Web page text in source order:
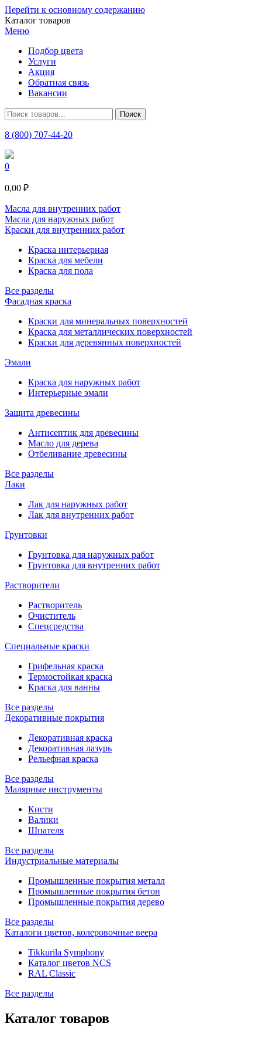
Перейти к основному содержанию
Каталог товаров
Меню
Подбор цвета
Услуги
Акция
Обратная связь
Вакансии
8 (800) 707-44-20
0
0,00 ₽
Масла для внутренних работ
Масла для наружных работ
Краски для внутренних работ
Краска интерьерная
Краска для мебели
Краска для пола
Все разделы
Фасадная краска
Краски для минеральных поверхностей
Краска для металлических поверхностей
Краски для деревянных поверхностей
Эмали
Краска для наружных работ
Интерьерные эмали
Защита древесины
Антисептик для древесины
Масло для дерева
Отбеливание древесины
Все разделы
Лаки
Лак для наружных работ
Лак для внутренних работ
Грунтовки
Грунтовка для наружных работ
Грунтовка для внутренних работ
Растворители
Растворитель
Очиститель
Спецсредства
Специальные краски
Грифельная краска
Термостойкая краска
Краска для ванны
Все разделы
Декоративные покрытия
Декоративная краска
Декоративная лазурь
Рельефная краска
Все разделы
Малярные инструменты
Кисти
Валики
Шпателя
Все разделы
Индустриальные материалы
Промышленные покрытия металл
Промышленные покрытия бетон
Промышленные покрытия дерево
Все разделы
Каталоги цветов, колеровочные веера
Tikkurila Symphony
Каталог цветов NCS
RAL Classic
Все разделы
Каталог товаров